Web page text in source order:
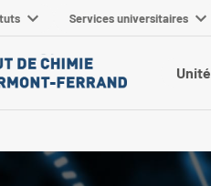
Services universitaires
Unité